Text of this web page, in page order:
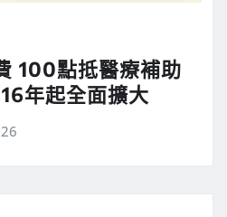
100點抵醫療補助
年起全面擴大